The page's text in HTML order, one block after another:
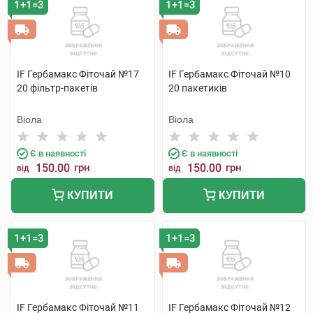
1+1=3
IF Гербамакс Фіточай №17
20 фільтр-пакетів
Віола
Є в наявності
від 150.00 грн
КУПИТИ
1+1=3
IF Гербамакс Фіточай №10
20 пакетиків
Віола
Є в наявності
від 150.00 грн
КУПИТИ
1+1=3
IF Гербамакс Фіточай №11
1+1=3
IF Гербамакс Фіточай №12